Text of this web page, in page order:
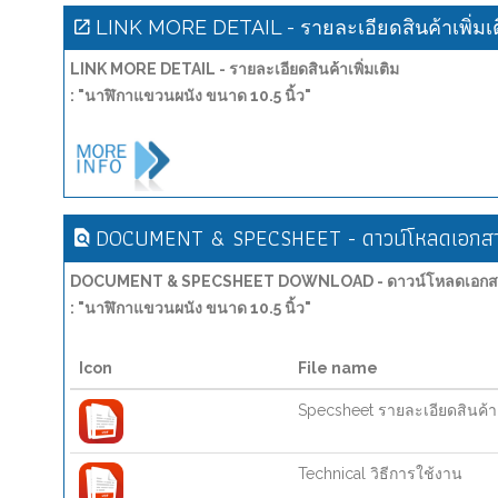
LINK MORE DETAIL - รายละเอียดสินค้าเพิ่ม
LINK MORE DETAIL - รายละเอียดสินค้าเพิ่มเติม
: "นาฬิกาแขวนผนัง ขนาด 10.5 นิ้ว"
DOCUMENT & SPECSHEET - ดาวน์โหลดเอกส
DOCUMENT & SPECSHEET DOWNLOAD - ดาวน์โหลดเอก
: "นาฬิกาแขวนผนัง ขนาด 10.5 นิ้ว"
Icon File name
Specsheet รายละเอียดสินค้า
Technical วิธีการใช้งาน